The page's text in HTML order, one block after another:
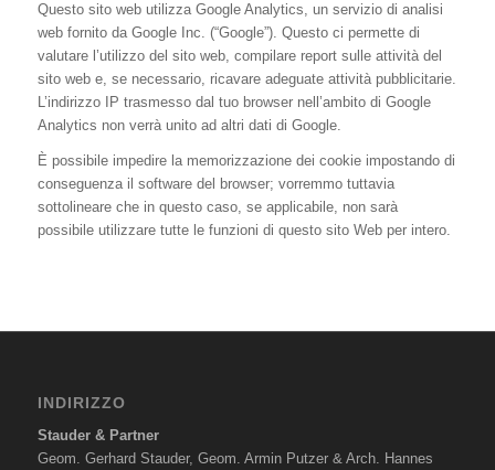
Questo sito web utilizza Google Analytics, un servizio di analisi
web fornito da Google Inc. (“Google”). Questo ci permette di
valutare l’utilizzo del sito web, compilare report sulle attività del
sito web e, se necessario, ricavare adeguate attività pubblicitarie.
L’indirizzo IP trasmesso dal tuo browser nell’ambito di Google
Analytics non verrà unito ad altri dati di Google.
È possibile impedire la memorizzazione dei cookie impostando di
conseguenza il software del browser; vorremmo tuttavia
sottolineare che in questo caso, se applicabile, non sarà
possibile utilizzare tutte le funzioni di questo sito Web per intero.
INDIRIZZO
Stauder & Partner
Geom. Gerhard Stauder, Geom. Armin Putzer & Arch. Hannes